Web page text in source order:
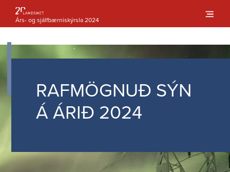
Árs- og sjálfbærniskýrsla 2024
RAFMÖGNUÐ SÝN
Á ÁRIÐ 2024